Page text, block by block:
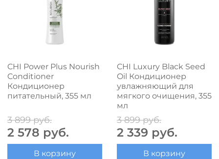
CHI Power Plus Nourish
Conditioner
Кондиционер
питательный, 355 мл
3 899 руб.
2 578 руб.
В корзину
CHI Luxury Black Seed
Oil Кондиционер
увлажняющий для
мягкого очищения, 355
мл
3 899 руб.
2 339 руб.
В корзину